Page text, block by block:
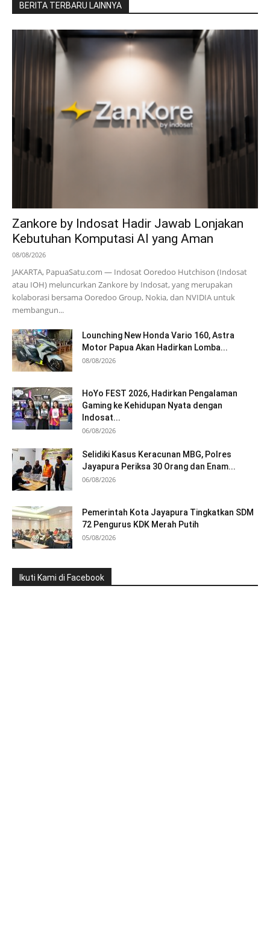
BERITA TERBARU LAINNYA
Zankore by Indosat Hadir Jawab Lonjakan
Kebutuhan Komputasi AI yang Aman
08/08/2026
JAKARTA, PapuaSatu.com — Indosat Ooredoo Hutchison (Indosat
atau IOH) meluncurkan Zankore by Indosat, yang merupakan
kolaborasi bersama Ooredoo Group, Nokia, dan NVIDIA untuk
membangun...
Lounching New Honda Vario 160, Astra
Motor Papua Akan Hadirkan Lomba...
08/08/2026
HoYo FEST 2026, Hadirkan Pengalaman
Gaming ke Kehidupan Nyata dengan
Indosat...
06/08/2026
Selidiki Kasus Keracunan MBG, Polres
Jayapura Periksa 30 Orang dan Enam...
06/08/2026
Pemerintah Kota Jayapura Tingkatkan SDM
72 Pengurus KDK Merah Putih
05/08/2026
Ikuti Kami di Facebook